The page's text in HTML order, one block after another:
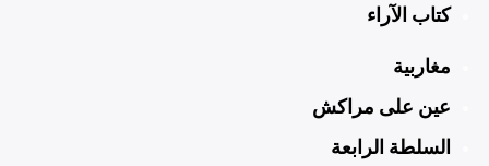
كتاب الآراء
مغاربية
عين على مراكش
السلطة الرابعة